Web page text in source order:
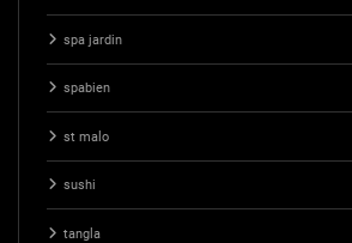
spa jardin
spabien
st malo
sushi
tangla